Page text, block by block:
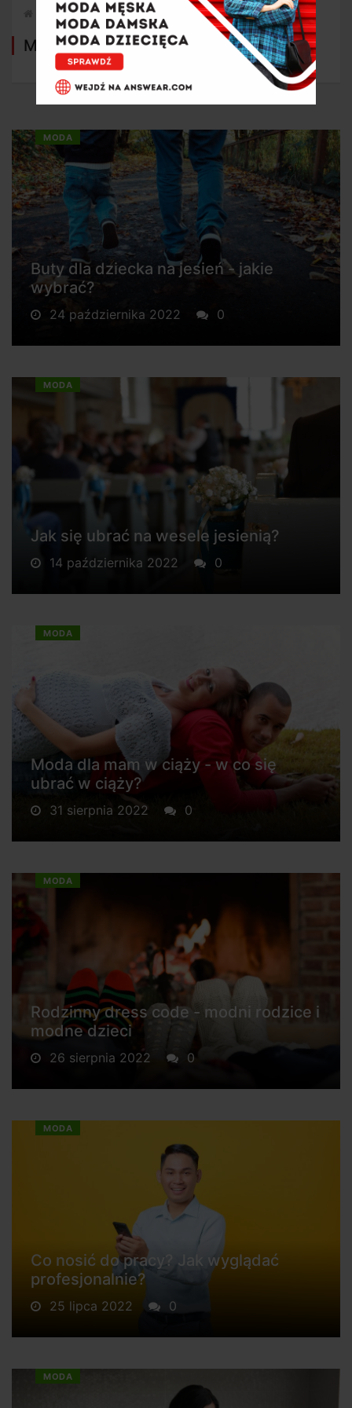
Strona główna Moda
Moda
MODA
Buty dla dziecka na jesień - jakie
wybrać?
24 października 2022 0
MODA
Jak się ubrać na wesele jesienią?
14 października 2022 0
MODA
Moda dla mam w ciąży - w co się
ubrać w ciąży?
31 sierpnia 2022 0
MODA
Rodzinny dress code - modni rodzice i
modne dzieci
26 sierpnia 2022 0
MODA
Co nosić do pracy? Jak wyglądać
profesjonalnie?
25 lipca 2022 0
MODA